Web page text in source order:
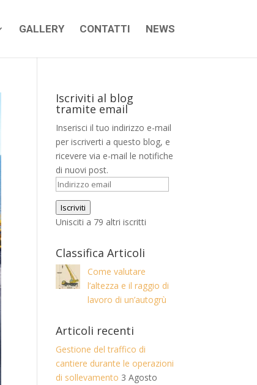
GALLERY CONTATTI NEWS
Iscriviti al blog
tramite email
Inserisci il tuo indirizzo e-mail
per iscriverti a questo blog, e
ricevere via e-mail le notifiche
di nuovi post.
Indirizzo
email
Iscriviti
Unisciti a 79 altri iscritti
Classifica Articoli
Come valutare
l’altezza e il raggio di
lavoro di un’autogrù
Articoli recenti
Gestione del traffico di
cantiere durante le operazioni
di sollevamento 3 Agosto